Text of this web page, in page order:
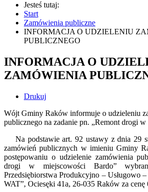
Jesteś tutaj:
Start
Zamówienia publiczne
INFORMACJA O UDZIELENIU
PUBLICZNEGO
INFORMACJA O
ZAMÓWIENIA
Drukuj
Wójt Gminy Raków informuje o udzieleniu
publicznego na zadanie pn. „Remont drogi
Na podstawie art. 92 ustawy z dnia 29
zamówień publicznych w imieniu Gminy
postępowaniu o udzielenie zamówienia
drogi w miejscowości Bardo”
Przedsiębiorstwa Produkcyjno – Usługowo
WAT”, Ociesęki 41a, 26-035 Raków za cenę